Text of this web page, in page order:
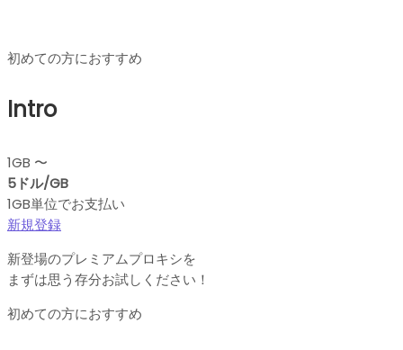
初めての方におすすめ
Intro
1GB 〜
5ドル/GB
1GB単位でお支払い
新規登録
新登場のプレミアムプロキシを
まずは思う存分お試しください！
初めての方におすすめ